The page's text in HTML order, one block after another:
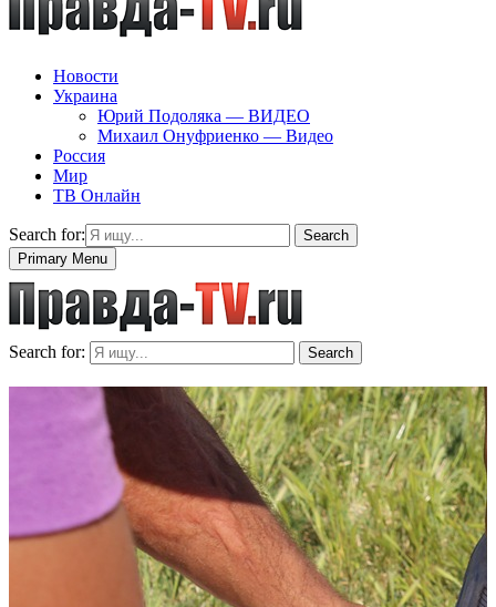
Новости
Украина
Юрий Подоляка — ВИДЕО
Михаил Онуфриенко — Видео
Россия
Мир
ТВ Онлайн
Search for:
Search
Primary Menu
Search for: Search